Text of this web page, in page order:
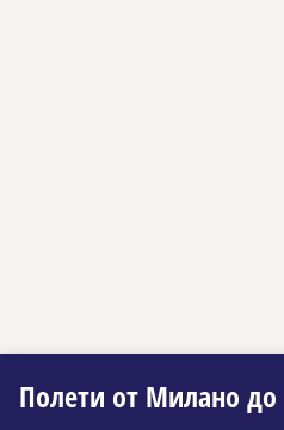
Полети от Миланo до